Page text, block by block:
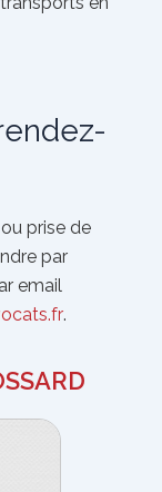
prise de
par
email
.